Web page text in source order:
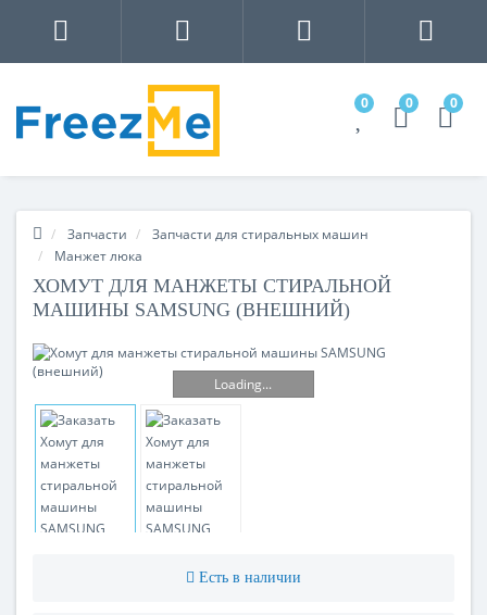
0 0 0
Запчасти
Запчасти для стиральных машин
Манжет люка
ХОМУТ ДЛЯ МАНЖЕТЫ СТИРАЛЬНОЙ
МАШИНЫ SAMSUNG (ВНЕШНИЙ)
Loading...
Есть в наличии